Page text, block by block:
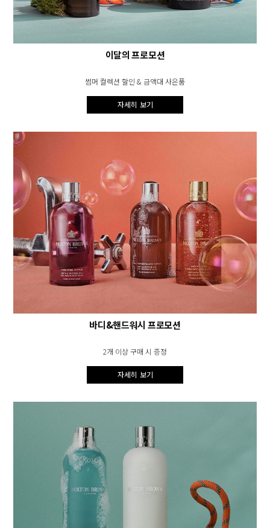
이달의 프로모션
썸머 컬렉션 할인 & 금액대 사은품
자세히 보기
바디&핸드워시 프로모션
2개 이상 구매 시 증정
자세히 보기